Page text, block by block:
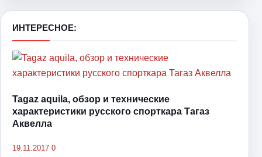
ИНТЕРЕСНОЕ:
Tagaz aquila, обзор и технические
характеристики русского спорткара Тагаз
Аквелла
19.11.2017 0